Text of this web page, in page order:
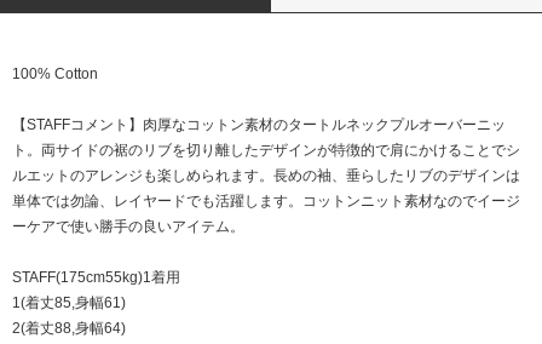
100% Cotton
【STAFFコメント】肉厚なコットン素材のタートルネックプルオーバーニッ
ト。両サイドの裾のリブを切り離したデザインが特徴的で肩にかけることでシ
ルエットのアレンジも楽しめられます。長めの袖、垂らしたリブのデザインは
単体では勿論、レイヤードでも活躍します。コットンニット素材なのでイージ
ーケアで使い勝手の良いアイテム。
STAFF(175cm55kg)1着用
1(着丈85,身幅61)
2(着丈88,身幅64)